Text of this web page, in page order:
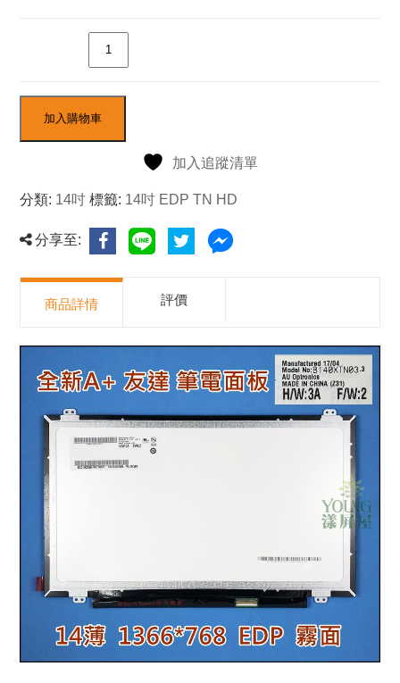
加入購物車
加入追蹤清單
分類: 14吋 標籤: 14吋 EDP TN HD
分享至:
商品詳情 評價